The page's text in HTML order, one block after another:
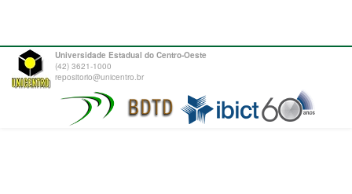
Universidade Estadual do Centro-Oeste
(42) 3621-1000
repositorio@unicentro.br